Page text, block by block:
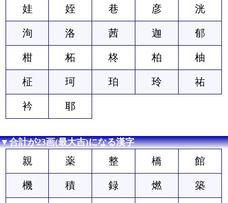
娃 姪 巷 彦 洸
洵 洛 茜 迦 郁
柑 柘 柊 柏 柚
柾 珂 珀 玲 祐
衿 耶
▼合計が23画(最大吉)になる漢字
親 薬 整 橋 館
機 積 録 燃 築